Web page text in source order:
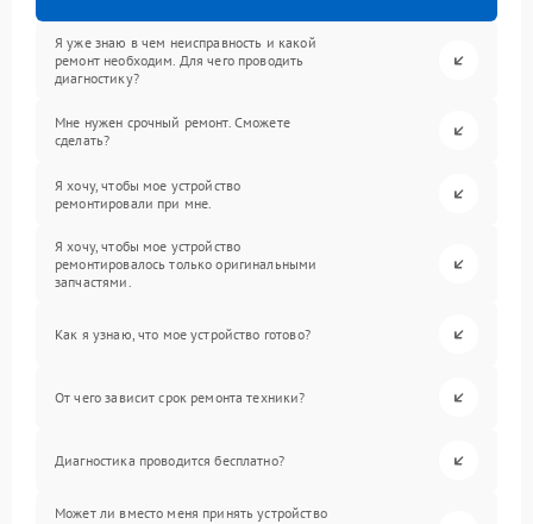
Я уже знаю в чем неисправность и какой
ремонт необходим. Для чего проводить
диагностику?
Мне нужен срочный ремонт. Сможете
сделать?
Я хочу, чтобы мое устройство
ремонтировали при мне.
Я хочу, чтобы мое устройство
ремонтировалось только оригинальными
запчастями.
Как я узнаю, что мое устройство готово?
От чего зависит срок ремонта техники?
Диагностика проводится бесплатно?
Может ли вместо меня принять устройство